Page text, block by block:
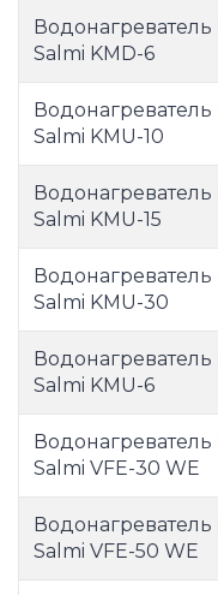
Salmi KMD-6
Salmi KMU-10
Salmi KMU-15
Salmi KMU-30
Salmi KMU-6
Salmi VFE-30 WE
Salmi VFE-50 WE